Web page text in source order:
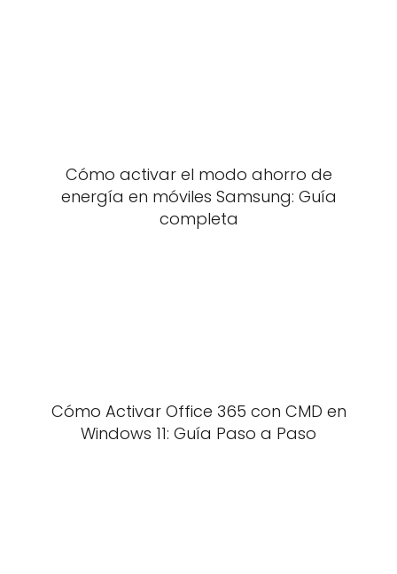
Cómo activar el modo ahorro de
energía en móviles Samsung: Guía
completa
Cómo Activar Office 365 con CMD en
Windows 11: Guía Paso a Paso